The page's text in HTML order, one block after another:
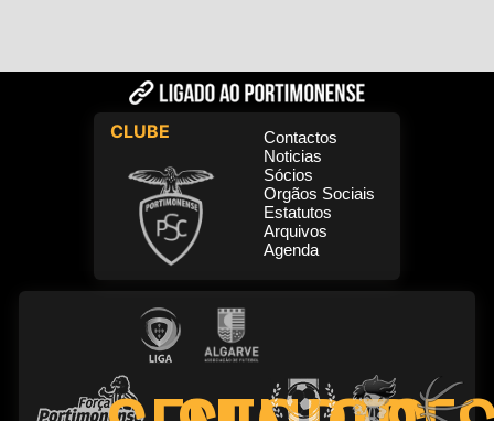
CLUBE
Contactos
Noticias
Sócios
Orgãos Sociais
Estatutos
Arquivos
Agenda